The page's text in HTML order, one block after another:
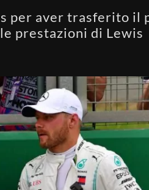
per aver trasferito il
prestazioni di Lewis